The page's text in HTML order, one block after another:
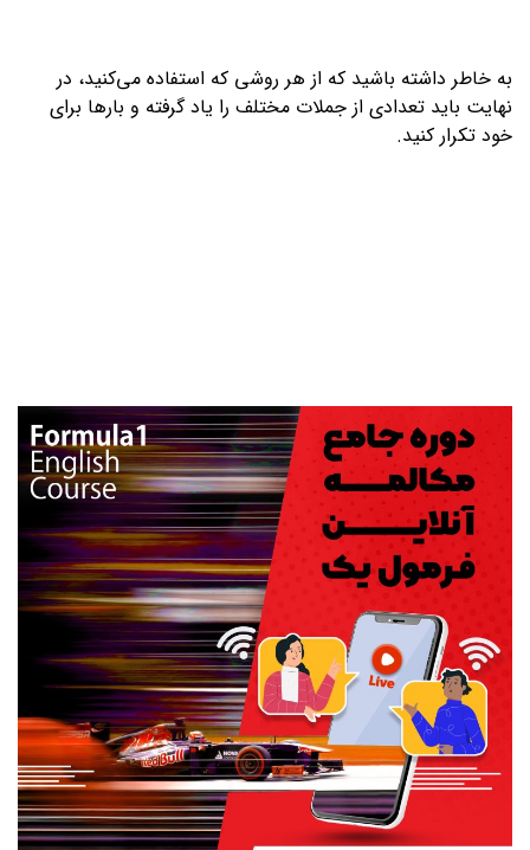
به خاطر داشته باشید که از هر روشی که استفاده می‌کنید، در
نهایت باید تعدادی از جملات مختلف را یاد گرفته و بارها برای
خود تکرار کنید.